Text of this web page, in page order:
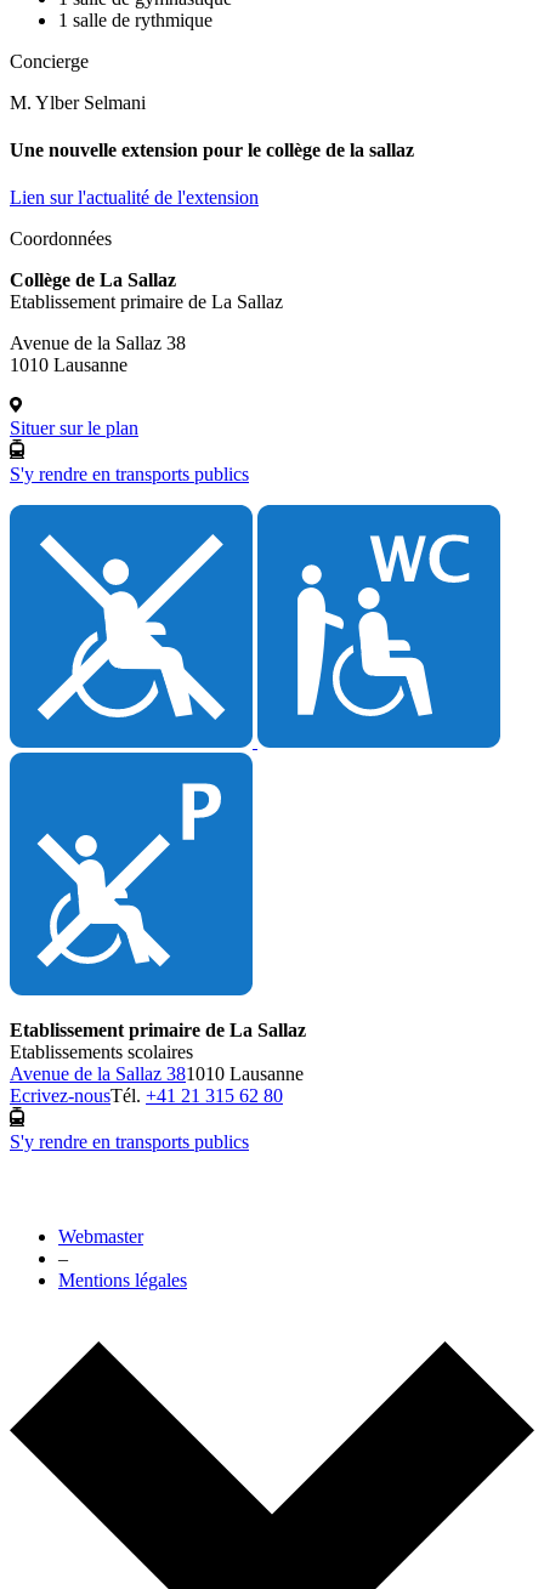
1 salle de rythmique
Concierge
M. Ylber Selmani
Une nouvelle extension pour le collège de la sallaz
Lien sur l'actualité de l'extension
Coordonnées
Collège de La Sallaz
Etablissement primaire de La Sallaz
Avenue de la Sallaz 38
1010 Lausanne
Situer sur le plan
S'y rendre en transports publics
Etablissement primaire de La Sallaz
Etablissements scolaires
Avenue de la Sallaz 381010 Lausanne
Ecrivez-nousTél. +41 21 315 62 80
S'y rendre en transports publics
Webmaster
–
Mentions légales